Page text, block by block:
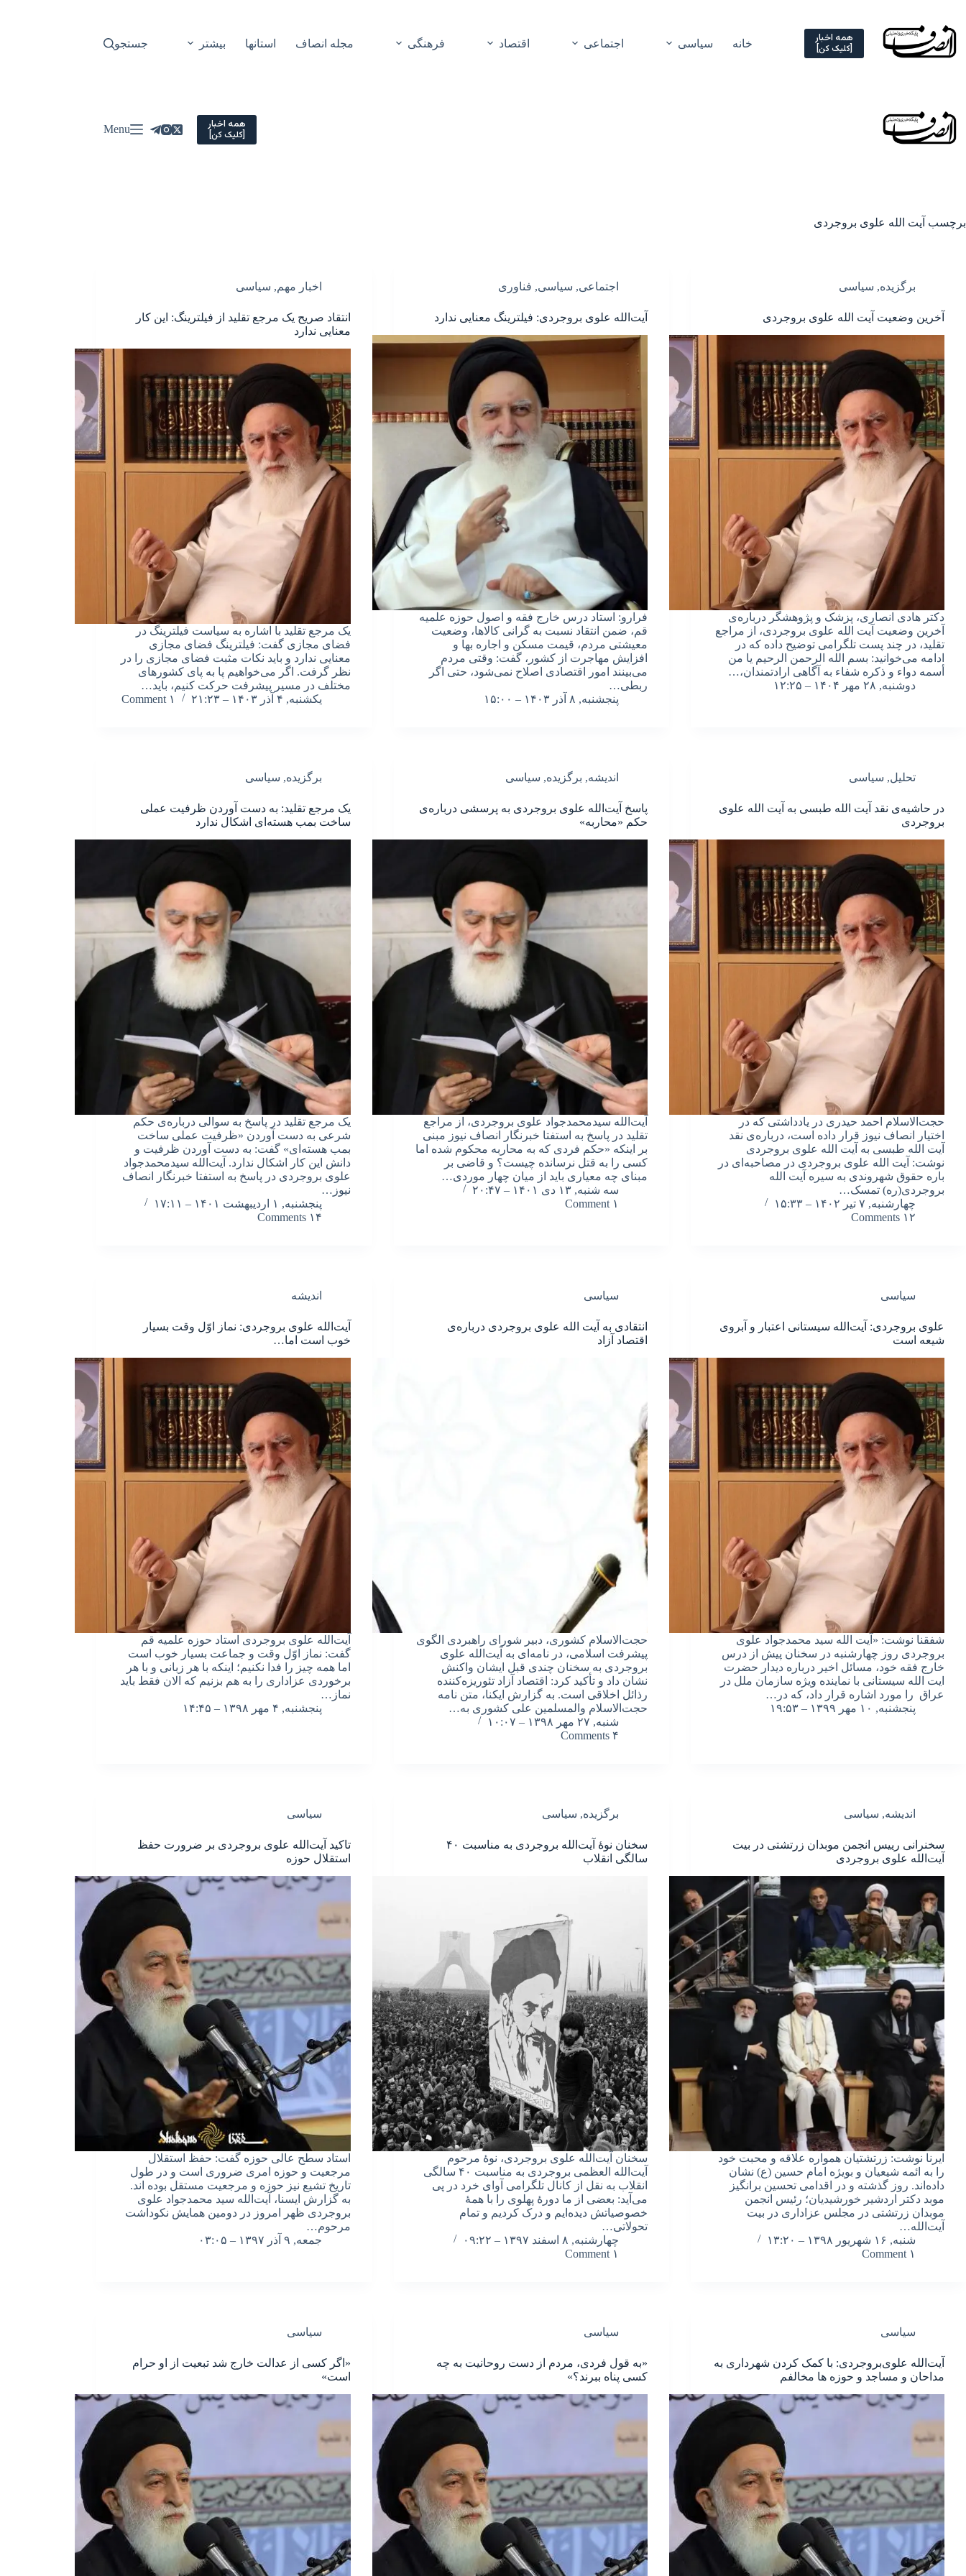
content
همه اخبار
[کلیک کن] خانه سیاسی اجتماعی اقتصاد فرهنگی مجله انصاف استانها بیشتر جستجو
همه اخبار
[کلیک کن] Menu
برچسب آیت الله علوی بروجردی
برگزیده, سیاسی
آخرین وضعیت آیت الله علوی بروجردی
دکتر هادی انصاری، پزشک و پژوهشگر درباره‌ی
آخرین وضعیت آیت الله علوی بروجردی، از مراجع
تقلید، در چند پست تلگرامی توضیح داده که در
ادامه می‌خوانید: بسم الله الرحمن الرحیم یا من
أسمه دواء و ذکره شفاء به آگاهی ارادتمندان،…
دوشنبه, ۲۸ مهر ۱۴۰۴ – ۱۲:۲۵
اجتماعی, سیاسی, فناوری
آیت‌الله علوی بروجردی: فیلترینگ معنایی ندارد
فرارو: استاد درس خارج فقه و اصول حوزه علمیه
قم، ضمن انتقاد نسبت به گرانی کالاها، وضعیت
معیشتی مردم، قیمت مسکن و اجاره بها و
افزایش مهاجرت از کشور، گفت: وقتی مردم
می‌بینند امور اقتصادی اصلاح نمی‌شود، حتی اگر
ربطی…
پنجشنبه, ۸ آذر ۱۴۰۳ – ۱۵:۰۰
اخبار مهم, سیاسی
انتقاد صریح یک مرجع تقلید از فیلترینگ: این کار
معنایی ندارد
یک مرجع تقلید با اشاره به سیاست فیلترینگ در
فضای مجازی گفت: فیلترینگ فضای مجازی
معنایی ندارد و باید نکات مثبت فضای مجازی را در
نظر گرفت. اگر می‌خواهیم پا به پای کشورهای
مختلف در مسیر پیشرفت حرکت کنیم، باید…
یکشنبه, ۴ آذر ۱۴۰۳ – ۲۱:۲۳
۱ Comment
تحلیل, سیاسی
در حاشیه‌ی نقد آیت الله طبسی به آیت الله علوی
بروجردی
حجت‌الاسلام احمد حیدری در یادداشتی که در
اختیار انصاف نیوز قرار داده است، درباره‌ی نقد
آیت الله طبسی به آیت الله علوی بروجردی
نوشت: آیت الله علوی بروجردی در مصاحبه‌ای در
باره حقوق شهروندی به سیره آیت الله
بروجردی(ره) تمسک…
چهارشنبه, ۷ تیر ۱۴۰۲ – ۱۵:۳۳
۱۲ Comments
اندیشه, برگزیده, سیاسی
پاسخ آیت‌الله علوی بروجردی به پرسشی درباره‌ی
حکم «محاربه»
آیت‌الله سیدمحمدجواد علوی بروجردی، از مراجع
تقلید در پاسخ به استفتا خبرنگار انصاف نیوز مبنی
بر اینکه «حکم فردی که به محاربه محکوم شده اما
کسی را به قتل نرسانده چیست؟ و قاضی بر
مبنای چه معیاری باید از میان چهار موردی…
سه شنبه, ۱۳ دی ۱۴۰۱ – ۲۰:۴۷
۱ Comment
برگزیده, سیاسی
یک مرجع تقلید: به دست آوردن ظرفیت عملی
ساخت بمب هسته‌ای اشکال ندارد
یک مرجع تقلید در پاسخ به سوالی درباره‌ی حکم
شرعی به دست آوردن «ظرفیت عملی ساخت
بمب هسته‌ای» گفت: به دست آوردن ظرفیت و
دانش این کار اشکال ندارد. آیت‌الله سیدمحمدجواد
علوی بروجردی در پاسخ به استفتا خبرنگار انصاف
نیوز…
پنجشنبه, ۱ اردیبهشت ۱۴۰۱ – ۱۷:۱۱
۱۴ Comments
سیاسی
علوی بروجردی: آیت‌الله سیستانی اعتبار و آبروی
شیعه است
شفقنا نوشت: «آیت الله سید محمدجواد علوی
بروجردی روز چهارشنبه در سخنان پیش از درس
خارج فقه خود، مسائل اخیر درباره دیدار حضرت
ایت الله سیستانی با نماینده ویژه سازمان ملل در
عراق را مورد اشاره قرار داد، که در…
پنجشنبه, ۱۰ مهر ۱۳۹۹ – ۱۹:۵۳
سیاسی
انتقادی به آیت الله علوی بروجردی درباره‌ی
اقتصاد آزاد
حجت‌الاسلام کشوری، دبیر شورای راهبردی الگوی
پیشرفت اسلامی، در نامه‌ای به آیت‌الله علوی
بروجردی به سخنان چندی قبل ایشان واکنش
نشان داد و تأکید کرد: اقتصاد آزاد تئوریزه‌کننده
رذائل اخلاقی است. به گزارش ایکنا، متن نامه
حجت‌الاسلام والمسلمین علی کشوری به…
شنبه, ۲۷ مهر ۱۳۹۸ – ۱۰:۰۷
۴ Comments
اندیشه
آیت‌الله علوی بروجردی: نماز اوّل وقت بسیار
خوب است اما…
آیت‌الله علوی بروجردی استاد حوزه علمیه قم
گفت: نماز اوّل وقت و جماعت بسیار خوب است
اما همه چیز را فدا نکنیم؛ اینکه با هر زبانی و با هر
برخوردی عزاداری را به هم بزنیم که الان فقط باید
نماز…
پنجشنبه, ۴ مهر ۱۳۹۸ – ۱۴:۴۵
اندیشه, سیاسی
سخنرانی رییس انجمن موبدان زرتشتی در بیت
آیت‌الله علوی بروجردی
ایرنا نوشت: زرتشتیان همواره علاقه و محبت خود
را به ائمه شیعیان و بویژه امام حسین (ع) نشان
داده‌اند. روز گذشته و در اقدامی تحسین برانگیز
موبد دکتر اردشیر خورشیدیان؛ رئیس انجمن
موبدان زرتشتی در مجلس عزاداری در بیت
آیت‌الله…
شنبه, ۱۶ شهریور ۱۳۹۸ – ۱۳:۲۰
۱ Comment
برگزیده, سیاسی
سخنان نوۀ آیت‌الله بروجردی به مناسبت ۴۰
سالگی انقلاب
سخنان آیت‌الله علوی بروجردی، نوۀ مرحوم
آیت‌الله العظمی بروجردی به مناسبت ۴۰ سالگی
انقلاب به نقل از کانال تلگرامی آوای خرد در پی
می‌آید: بعضی از ما دورۀ پهلوی را با همۀ
خصوصیاتش دیده‌ایم و درک کردیم و تمام
تحولاتی…
چهارشنبه, ۸ اسفند ۱۳۹۷ – ۰۹:۲۲
۱ Comment
سیاسی
تاکید آیت‌الله علوی بروجردی بر ضرورت حفظ
استقلال حوزه
استاد سطح عالی حوزه گفت: حفظ استقلال
مرجعیت و حوزه امری ضروری است و در طول
تاریخ تشیع نیز حوزه و مرجعیت مستقل بوده اند.
به گزارش ایسنا، آیت‌الله سید محمدجواد علوی
بروجردی ظهر امروز در دومین همایش نکوداشت
مرحوم…
جمعه, ۹ آذر ۱۳۹۷ – ۰۳:۰۵
سیاسی
آیت‌الله علوی‌بروجردی: با کمک‌ کردن شهرداری به
مداحان و مساجد و حوزه ها مخالفم
سیاسی
«به قول فردی، مردم از دست روحانیت به چه
کسی پناه ببرند؟»
سیاسی
«اگر کسی از عدالت خارج شد تبعیت از او حرام
است»